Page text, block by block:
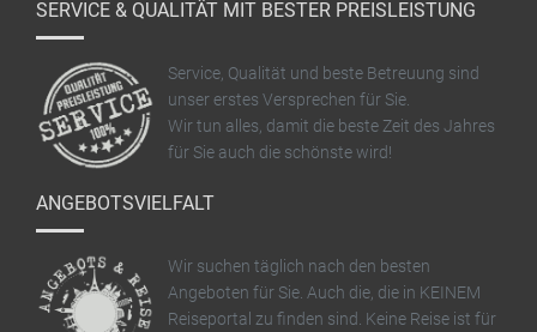
SERVICE & QUALITÄT MIT BESTER PREISLEISTUNG
Service, Qualität und beste Betreuung sind
unser erstes Versprechen für Sie.
Wir tun alles, damit die beste Zeit des Jahres
für Sie auch die schönste wird!
ANGEBOTSVIELFALT
Wir suchen täglich nach den besten
Angeboten für Sie. Auch die, die in KEINEM
Reiseportal zu finden sind. Keine Reise ist für